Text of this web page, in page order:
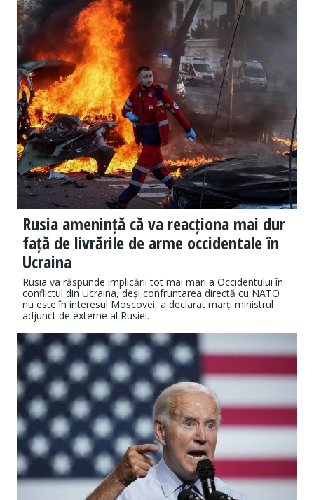
Rusia amenință că va reacționa mai dur
față de livrările de arme occidentale în
Ucraina
Rusia va răspunde implicării tot mai mari a Occidentului în
conflictul din Ucraina, deși confruntarea directă cu NATO
nu este în interesul Moscovei, a declarat marți ministrul
adjunct de externe al Rusiei.